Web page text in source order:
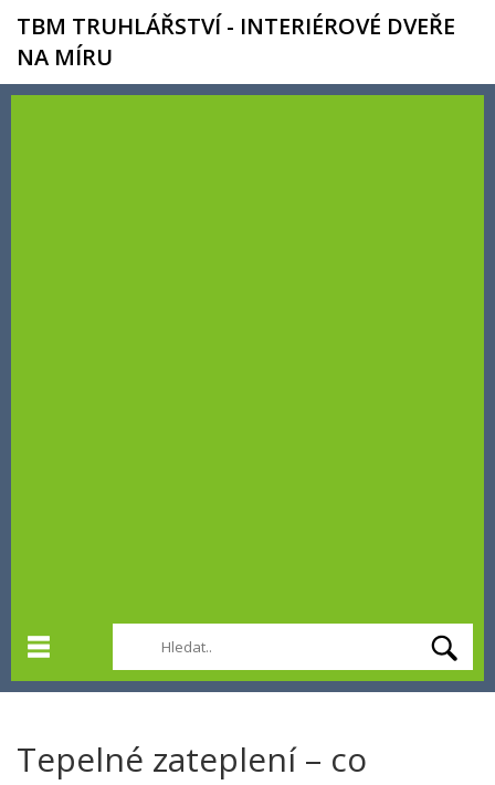
TBM TRUHLÁŘSTVÍ - INTERIÉROVÉ DVEŘE
NA MÍRU
Tepelné zateplení – co